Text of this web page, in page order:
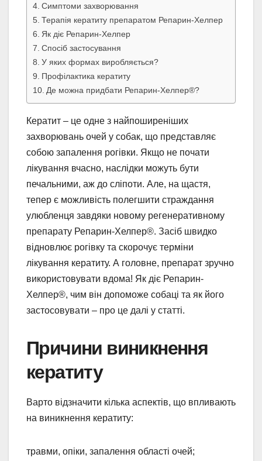
Симптоми захворювання
Терапія кератиту препаратом Репарин-Хелпер
Як діє Репарин-Хелпер
Спосіб застосування
У яких формах виробляється?
Профілактика кератиту
Де можна придбати Репарин-Хелпер®?
Кератит – це одне з найпоширеніших
захворювань очей у собак, що представляє
собою запалення рогівки. Якщо не почати
лікування вчасно, наслідки можуть бути
печальними, аж до сліпоти. Але, на щастя,
тепер є можливість полегшити страждання
улюбленця завдяки новому регенеративному
препарату Репарин-Хелпер®. Засіб швидко
відновлює рогівку та скорочує терміни
лікування кератиту. А головне, препарат зручно
використовувати вдома! Як діє Репарин-
Хелпер®, чим він допоможе собаці та як його
застосовувати – про це далі у статті.
Причини виникнення
кератиту
Варто відзначити кілька аспектів, що впливають
на виникнення кератиту:
травми, опіки, запалення області очей;